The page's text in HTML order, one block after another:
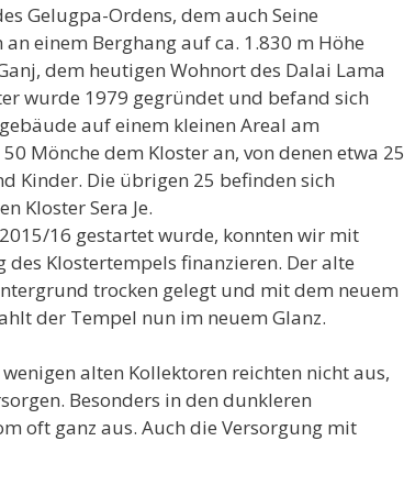
Gelugpa-Ordens, dem auch Seine
einem Berghang auf ca. 1.830 m Höhe
dem heutigen Wohnort des Dalai Lama
wurde 1979 gegründet und befand sich
auf einem kleinen Areal am
Mönche dem Kloster an, von denen etwa 25
Kinder. Die übrigen 25 befinden sich
Kloster Sera Je.
16 gestartet wurde, konnten wir mit
Klostertempels finanzieren. Der alte
trocken gelegt und mit dem neuem
der Tempel nun im neuem Glanz.
alten Kollektoren reichten nicht aus,
Besonders in den dunkleren
oft ganz aus. Auch die Versorgung mit